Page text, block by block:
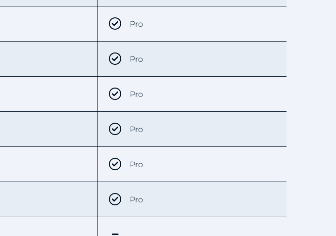
Pro
Pro
Pro
Pro
Pro
Pro